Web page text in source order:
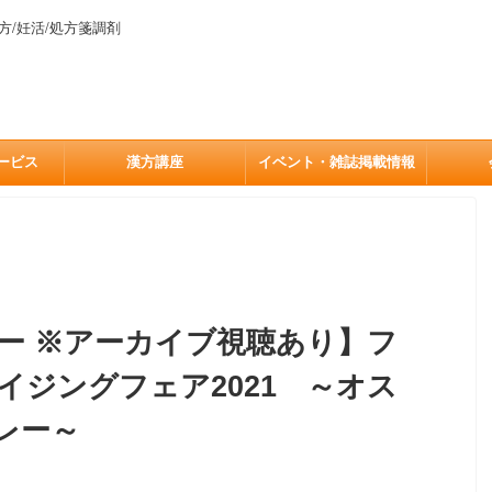
/妊活/処方箋調剤
ビス 漢方講座 イベント・雑誌掲載情報
※アーカイブ視聴あり】フ
ジングフェア2021 ～オス
ー～